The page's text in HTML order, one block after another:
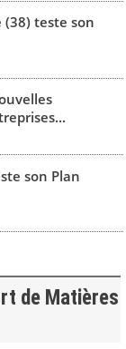
teste son
son Plan
de Matières